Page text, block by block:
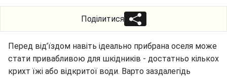
Поділитися
Перед від’їздом навіть ідеально прибрана оселя може
стати привабливою для шкідників - достатньо кількох
крихт їжі або відкритої води. Варто заздалегідь